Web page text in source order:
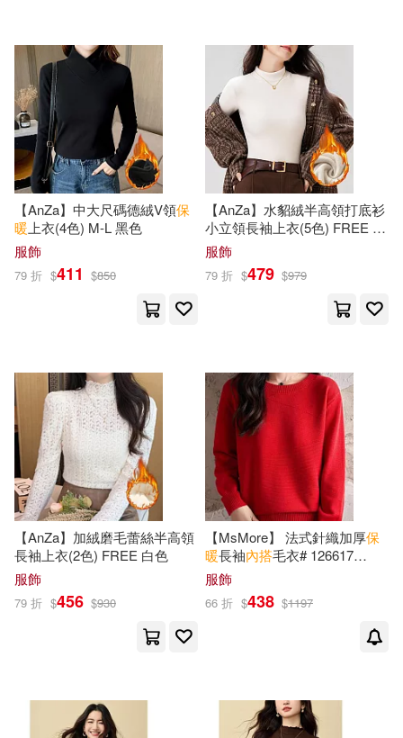
【AnZa】中大尺碼德絨V領保
暖 上衣(4色) M-L 黑色
服飾
79 折 $411 $850
【AnZa】水貂絨半高領打底衫
小立領長袖上衣(5色) FREE 白
色
服飾
79 折 $479 $979
【AnZa】加絨磨毛蕾絲半高領
長袖上衣(2色) FREE 白色
服飾
79 折 $456 $930
【MsMore】 法式針織加厚保
暖長袖內搭毛衣# 126617
FREE 紅色
服飾
66 折 $438 $1197